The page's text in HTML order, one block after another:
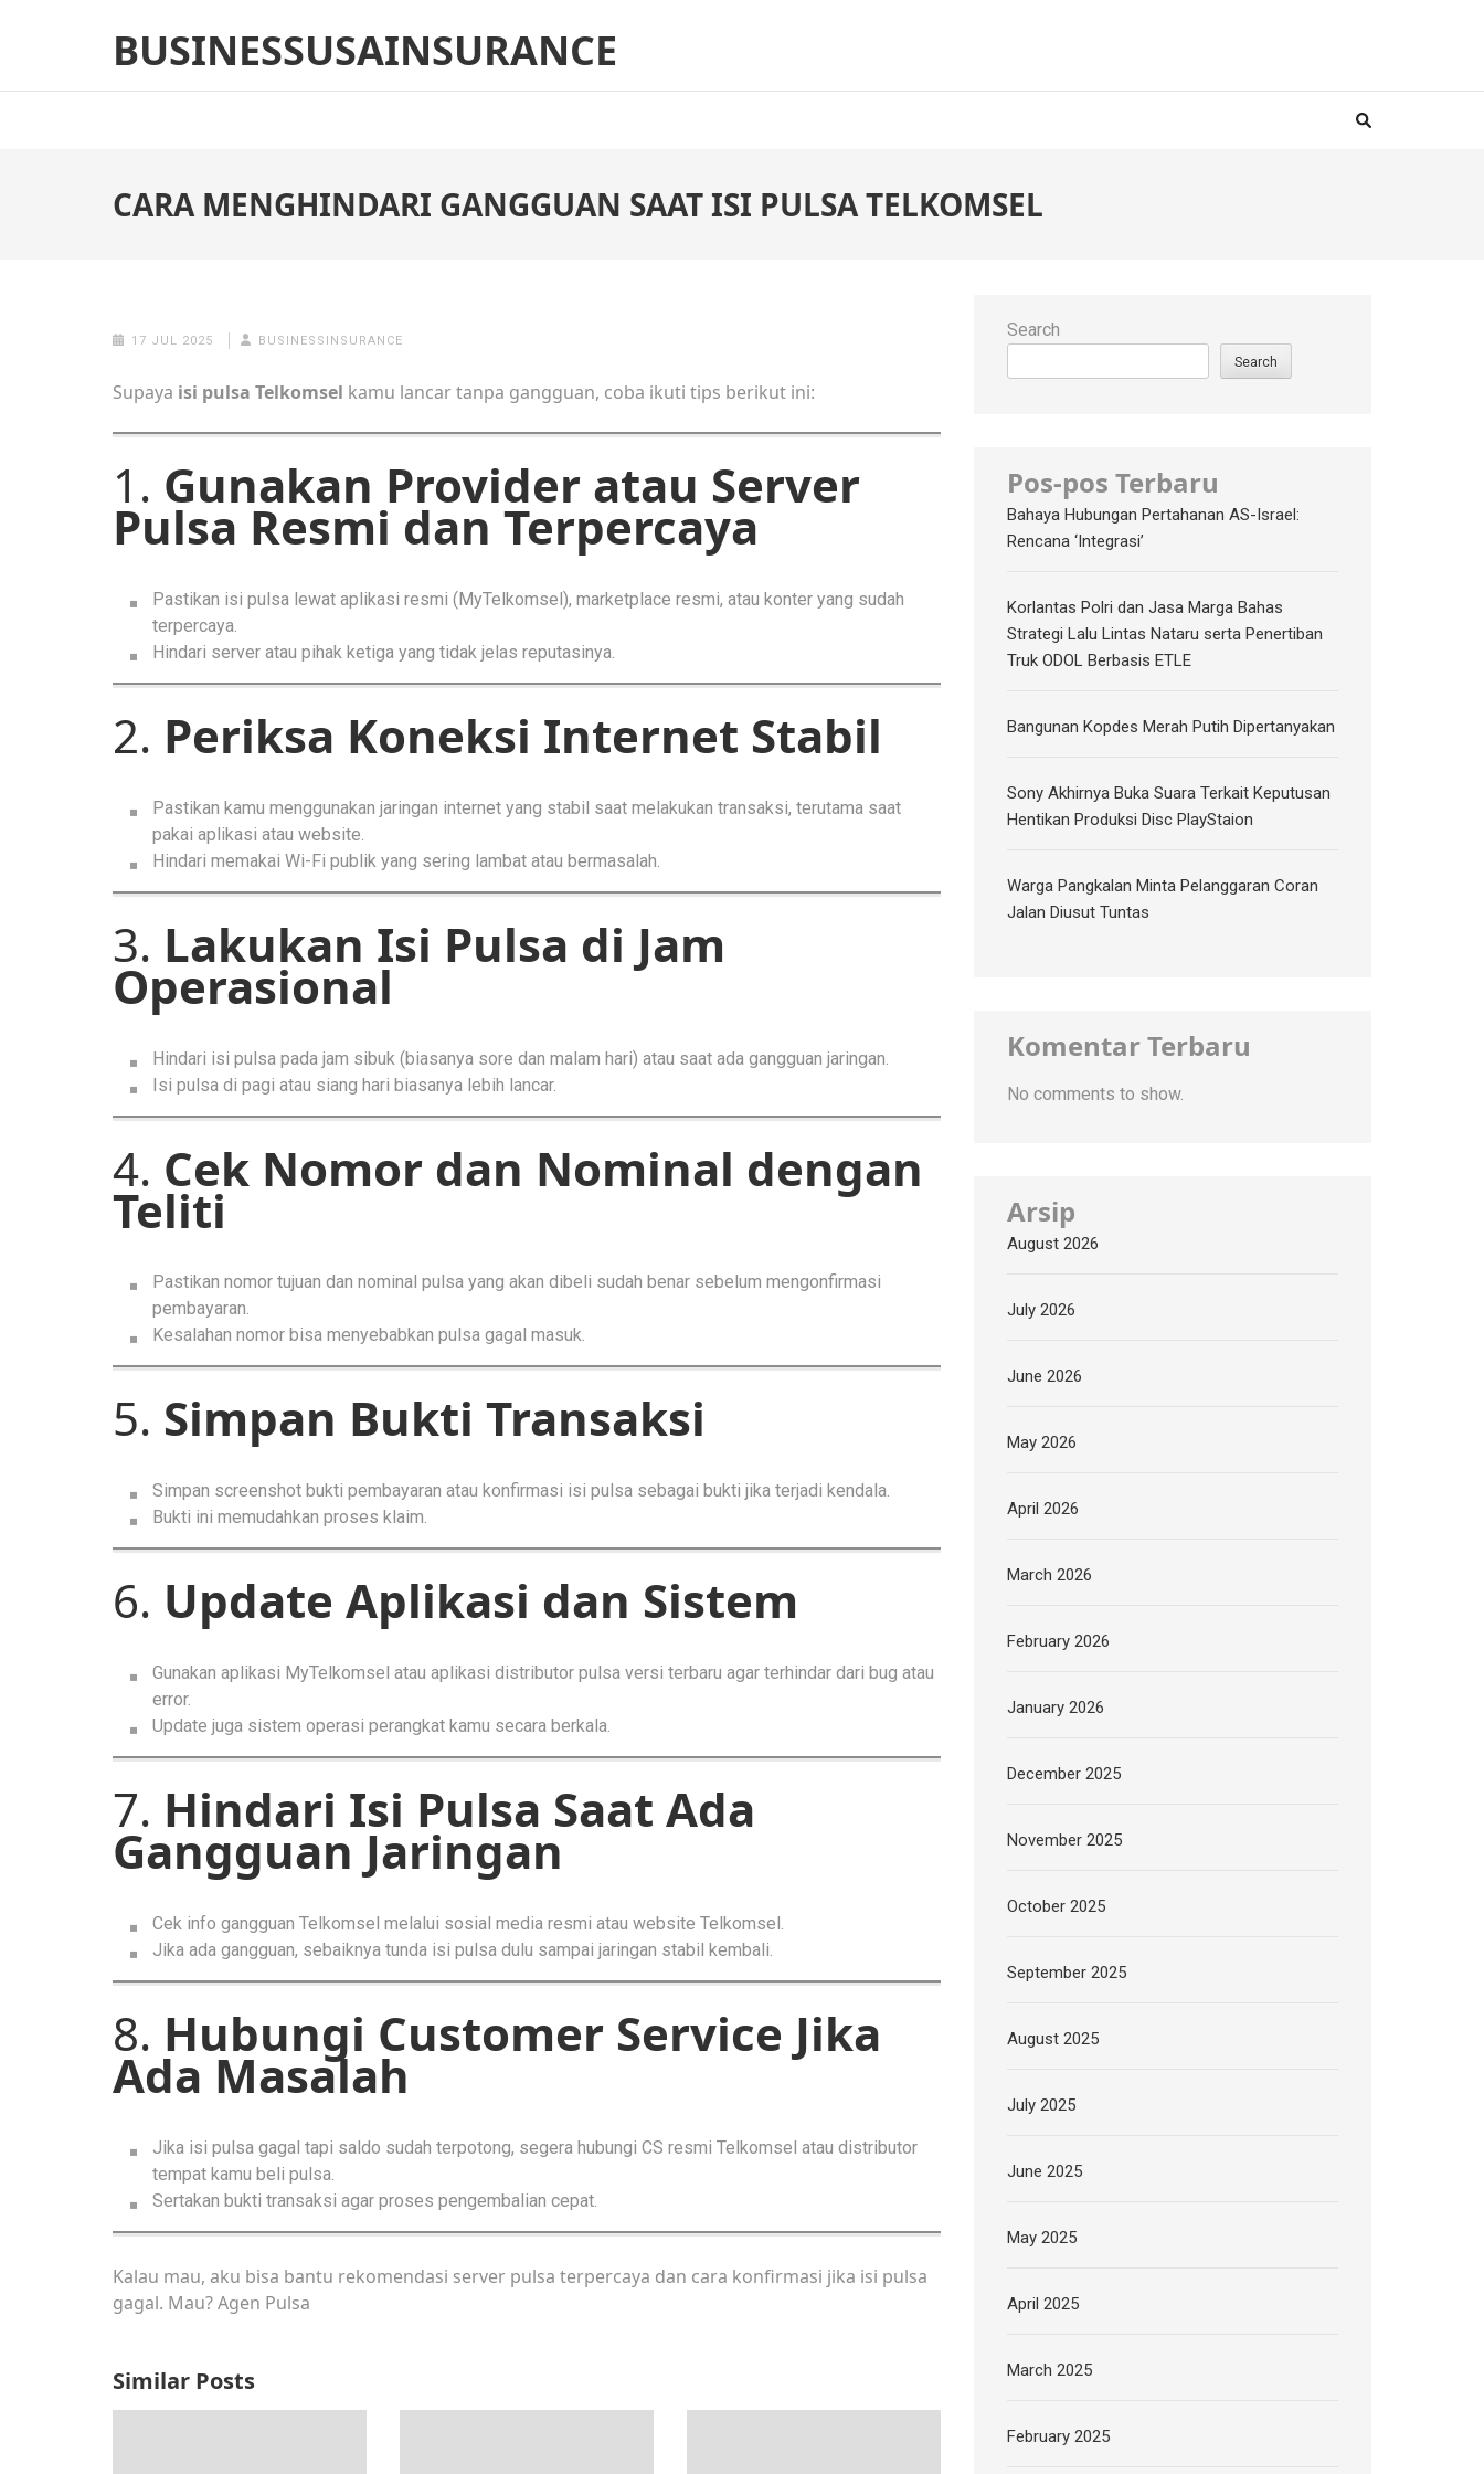
(Press
BUSINESSUSAINSURANCE
CARA MENGHINDARI GANGGUAN SAAT ISI PULSA TELKOMSEL
17 JUL 2025 BUSINESSINSURANCE
Supaya isi pulsa Telkomsel kamu lancar tanpa gangguan, coba ikuti tips berikut ini:
1. Gunakan Provider atau Server
Pulsa Resmi dan Terpercaya
Pastikan isi pulsa lewat aplikasi resmi (MyTelkomsel), marketplace resmi, atau konter yang sudah
terpercaya.
Hindari server atau pihak ketiga yang tidak jelas reputasinya.
2. Periksa Koneksi Internet Stabil
Pastikan kamu menggunakan jaringan internet yang stabil saat melakukan transaksi, terutama saat
pakai aplikasi atau website.
Hindari memakai Wi-Fi publik yang sering lambat atau bermasalah.
3. Lakukan Isi Pulsa di Jam
Operasional
Hindari isi pulsa pada jam sibuk (biasanya sore dan malam hari) atau saat ada gangguan jaringan.
Isi pulsa di pagi atau siang hari biasanya lebih lancar.
4. Cek Nomor dan Nominal dengan
Teliti
Pastikan nomor tujuan dan nominal pulsa yang akan dibeli sudah benar sebelum mengonfirmasi
pembayaran.
Kesalahan nomor bisa menyebabkan pulsa gagal masuk.
5. Simpan Bukti Transaksi
Simpan screenshot bukti pembayaran atau konfirmasi isi pulsa sebagai bukti jika terjadi kendala.
Bukti ini memudahkan proses klaim.
6. Update Aplikasi dan Sistem
Gunakan aplikasi MyTelkomsel atau aplikasi distributor pulsa versi terbaru agar terhindar dari bug atau
error.
Update juga sistem operasi perangkat kamu secara berkala.
7. Hindari Isi Pulsa Saat Ada
Gangguan Jaringan
Cek info gangguan Telkomsel melalui sosial media resmi atau website Telkomsel.
Jika ada gangguan, sebaiknya tunda isi pulsa dulu sampai jaringan stabil kembali.
8. Hubungi Customer Service Jika
Ada Masalah
Jika isi pulsa gagal tapi saldo sudah terpotong, segera hubungi CS resmi Telkomsel atau distributor
tempat kamu beli pulsa.
Sertakan bukti transaksi agar proses pengembalian cepat.
Kalau mau, aku bisa bantu rekomendasi server pulsa terpercaya dan cara konfirmasi jika isi pulsa
gagal. Mau?Agen Pulsa
Similar Posts
Search
Search
Pos-pos Terbaru
Bahaya Hubungan Pertahanan AS-Israel:
Rencana ‘Integrasi’
Korlantas Polri dan Jasa Marga Bahas
Strategi Lalu Lintas Nataru serta Penertiban
Truk ODOL Berbasis ETLE
Bangunan Kopdes Merah Putih Dipertanyakan
Sony Akhirnya Buka Suara Terkait Keputusan
Hentikan Produksi Disc PlayStaion
Warga Pangkalan Minta Pelanggaran Coran
Jalan Diusut Tuntas
Komentar Terbaru
No comments to show.
Arsip
August 2026
July 2026
June 2026
May 2026
April 2026
March 2026
February 2026
January 2026
December 2025
November 2025
October 2025
September 2025
August 2025
July 2025
June 2025
May 2025
April 2025
March 2025
February 2025